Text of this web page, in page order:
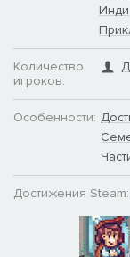
Инди
Количество
игроков:
Особенности:
Достижения Steam: